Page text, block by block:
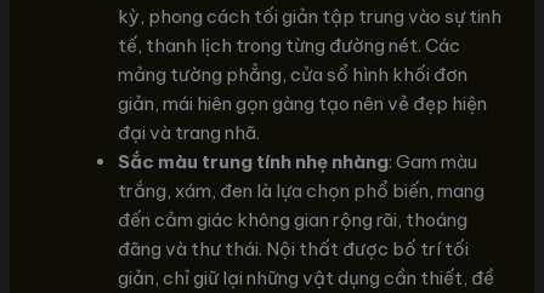
kỳ, phong cách tối giản tập trung vào sự tinh
tế, thanh lịch trong từng đường nét. Các
mảng tường phẳng, cửa sổ hình khối đơn
giản, mái hiên gọn gàng tạo nên vẻ đẹp hiện
đại và trang nhã.
Sắc màu trung tính nhẹ nhàng: Gam màu
trắng, xám, đen là lựa chọn phổ biến, mang
đến cảm giác không gian rộng rãi, thoáng
đãng và thư thái. Nội thất được bố trí tối
giản, chỉ giữ lại những vật dụng cần thiết, đề